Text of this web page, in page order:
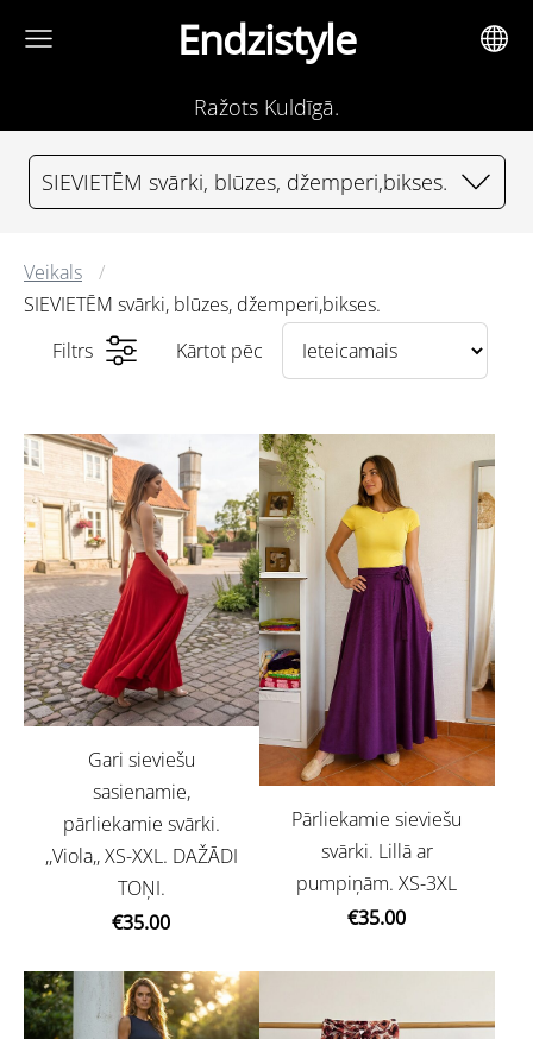
Endzistyle
Ražots Kuldīgā.
SIEVIETĒM svārki, blūzes, džemperi,bikses.
Veikals
SIEVIETĒM svārki, blūzes, džemperi,bikses.
Filtrs
Kārtot pēc
Gari sieviešu
sasienamie,
pārliekamie svārki.
,,Viola,, XS-XXL. DAŽĀDI
TOŅI.
€35.00
Pārliekamie sieviešu
svārki. Lillā ar
pumpiņām. XS-3XL
€35.00